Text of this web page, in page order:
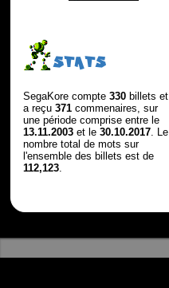
STATS
SegaKore compte 330billets et
a reçu 371commenaires, sur
une période comprise entre le
13.11.2003et le 30.10.2017. Le
nombre total de mots sur
l'ensemble des billets est de
112,123.